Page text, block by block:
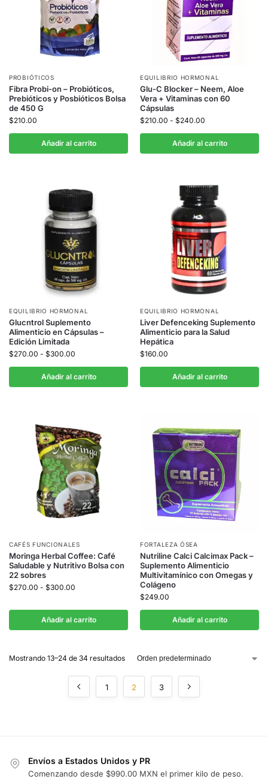
PROBIÓTICOS
Fibra Probi-on – Probióticos,
Prebióticos y Posbióticos Bolsa
de 450 G
$210.00
Añadir al carrito
EQUILIBRIO HORMONAL
Glu-C Blocker – Neem, Aloe
Vera + Vitaminas con 60
Cápsulas
$210.00 - $240.00
Añadir al carrito
EQUILIBRIO HORMONAL
Glucntrol Suplemento
Alimenticio en Cápsulas –
Edición Limitada
$270.00 - $300.00
Añadir al carrito
EQUILIBRIO HORMONAL
Liver Defenceking Suplemento
Alimenticio para la Salud
Hepática
$160.00
Añadir al carrito
CAFÉS FUNCIONALES
Moringa Herbal Coffee: Café
Saludable y Nutritivo Bolsa con
22 sobres
$270.00 - $300.00
Añadir al carrito
FORTALEZA ÓSEA
Nutriline Calci Calcimax Pack –
Suplemento Alimenticio
Multivitamínico con Omegas y
Colágeno
$249.00
Añadir al carrito
Mostrando 13–24 de 34 resultados
1 2 3
Envíos a Estados Unidos y PR
Comenzando desde $990.00 MXN el primer kilo de peso.